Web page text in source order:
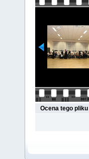
Ocena tego pliku